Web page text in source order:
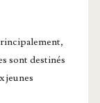
sont destinés
jeunes